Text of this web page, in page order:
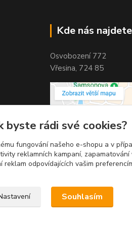
Kde nás najdete
Osvobození 772
Vřesina, 724 85
byste rádi své cookies?
fungování našeho e-shopu a v
reklamních kampaní,
reklam odpovídajících vašim
Souhlasím